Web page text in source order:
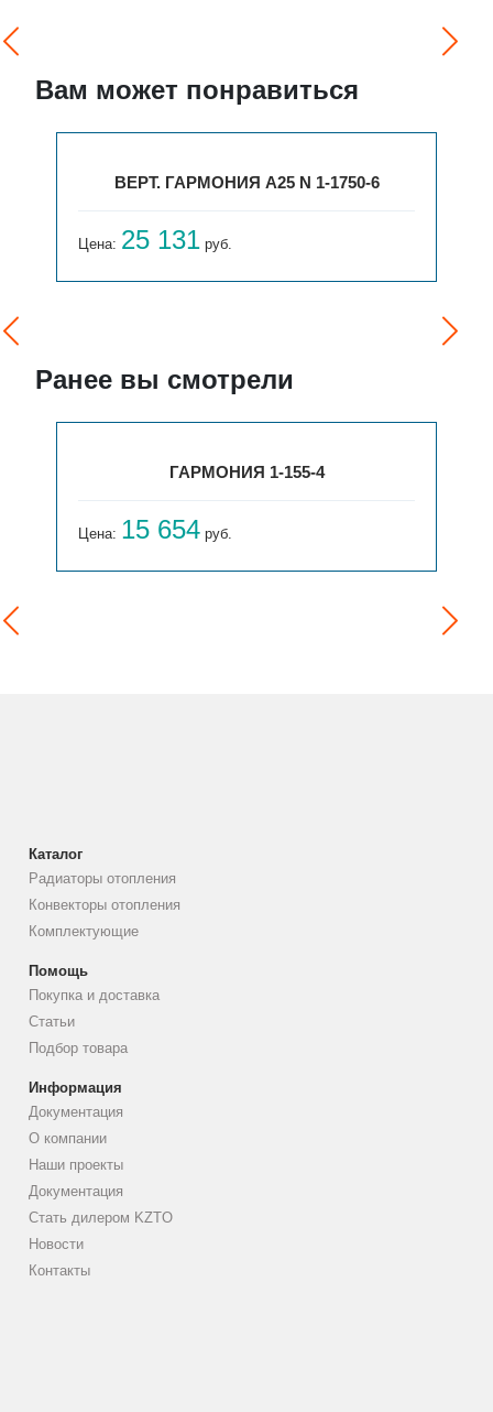
Вам может понравиться
ВЕРТ. ГАРМОНИЯ А25 N 1-1750-6
Цена: 25 131 руб.
Ранее вы смотрели
ГАРМОНИЯ 1-155-4
Цена: 15 654 руб.
Каталог
Радиаторы отопления
Конвекторы отопления
Комплектующие
Помощь
Покупка и доставка
Статьи
Подбор товара
Информация
Документация
О компании
Наши проекты
Документация
Стать дилером KZTO
Новости
Контакты